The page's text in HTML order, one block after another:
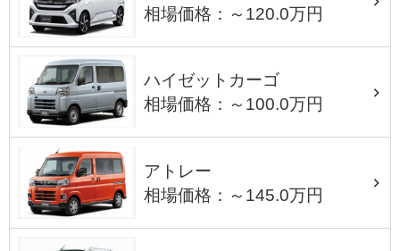
相場価格：～120.0万円
ハイゼットカーゴ
相場価格：～100.0万円
アトレー
相場価格：～145.0万円